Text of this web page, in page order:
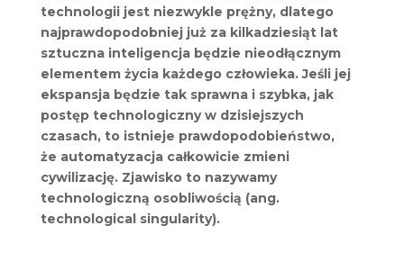
technologii jest niezwykle prężny, dlatego
najprawdopodobniej już za kilkadziesiąt lat
sztuczna inteligencja będzie nieodłącznym
elementem życia każdego człowieka. Jeśli jej
ekspansja będzie tak sprawna i szybka, jak
postęp technologiczny w dzisiejszych
czasach, to istnieje prawdopodobieństwo,
że automatyzacja całkowicie zmieni
cywilizację. Zjawisko to nazywamy
technologiczną osobliwością (ang.
technological singularity).